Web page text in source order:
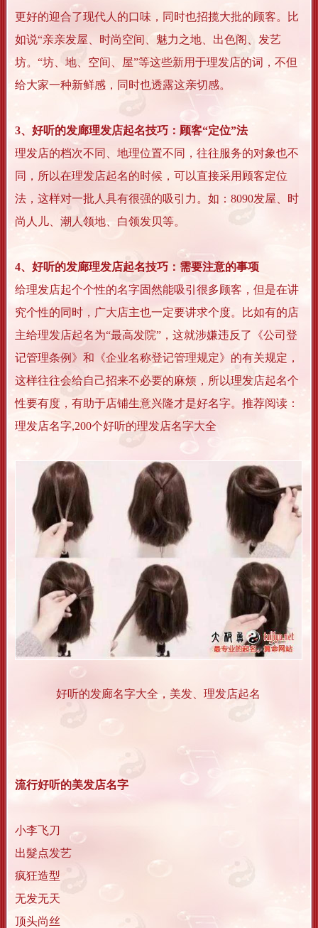
更好的迎合了现代人的口味，同时也招揽大批的顾客。比
如说“亲亲发屋、时尚空间、魅力之地、出色阁、发艺
坊。“坊、地、空间、屋”等这些新用于理发店的词，不但
给大家一种新鲜感，同时也透露这亲切感。
3、好听的发廊理发店起名技巧：顾客“定位”法
理发店的档次不同、地理位置不同，往往服务的对象也不
同，所以在理发店起名的时候，可以直接采用顾客定位
法，这样对一批人具有很强的吸引力。如：8090发屋、时
尚人儿、潮人领地、白领发贝等。
4、好听的发廊理发店起名技巧：需要注意的事项
给理发店起个个性的名字固然能吸引很多顾客，但是在讲
究个性的同时，广大店主也一定要讲求个度。比如有的店
主给理发店起名为“最高发院”，这就涉嫌违反了《公司登
记管理条例》和《企业名称登记管理规定》的有关规定，
这样往往会给自己招来不必要的麻烦，所以理发店起名个
性要有度，有助于店铺生意兴隆才是好名字。推荐阅读：
理发店名字,200个好听的理发店名字大全
好听的发廊名字大全，美发、理发店起名
流行好听的美发店名字
小李飞刀
出髮点发艺
疯狂造型
无发无天
顶头尚丝